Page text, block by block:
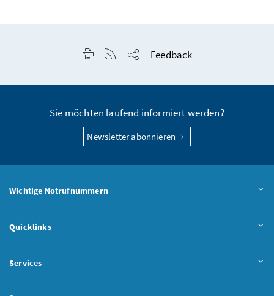
Seite drucken
RSS-Feed anzeigen
Feedback
Sie möchten laufend informiert werden?
Newsletter abonnieren
Wichtige Notrufnummern
Quicklinks
Services